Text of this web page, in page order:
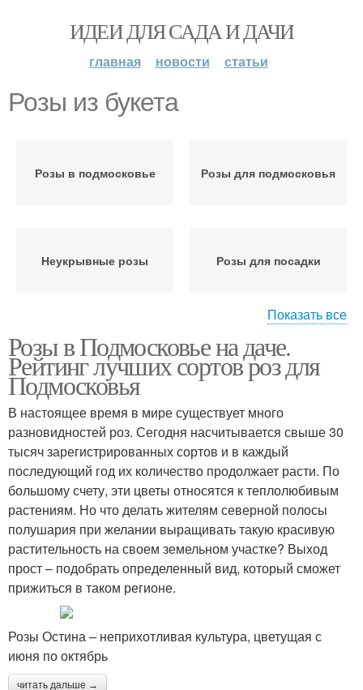
ИДЕИ ДЛЯ САДА И ДАЧИ
главная новости статьи
Розы из букета
Розы в подмосковье Розы для подмосковья
Неукрывные розы Розы для посадки
Зимостойкие розы Чайно-гибридная роза
Английская роза Розы для укоренения
Розы для северных
регионов
Показать все
Розы в Подмосковье на даче.
Рейтинг лучших сортов роз для
Подмосковья
В настоящее время в мире существует много
разновидностей роз. Сегодня насчитывается свыше 30
тысяч зарегистрированных сортов и в каждый
последующий год их количество продолжает расти. По
большому счету, эти цветы относятся к теплолюбивым
растениям. Но что делать жителям северной полосы
полушария при желании выращивать такую красивую
растительность на своем земельном участке? Выход
прост – подобрать определенный вид, который сможет
прижиться в таком регионе.
Розы Остина – неприхотливая культура, цветущая с
июня по октябрь
читать дальше →